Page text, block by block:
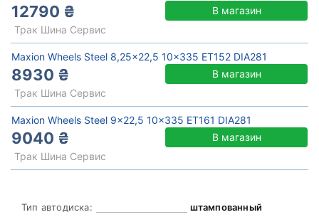
12790 ₴
Трак Шина Сервис
В магазин
Maxion Wheels Steel 8,25x22,5 10x335 ET152 DIA281
8930 ₴
Трак Шина Сервис
В магазин
Maxion Wheels Steel 9x22,5 10x335 ET161 DIA281
9040 ₴
Трак Шина Сервис
В магазин
Тип автодиска:
штампованный